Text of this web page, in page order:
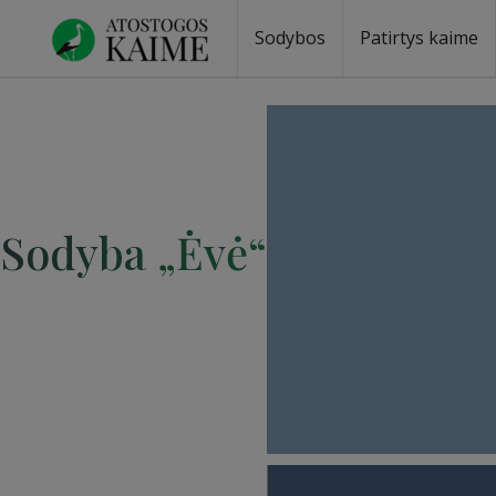
Sodybos Patirtys kaime
Sodyba „Ėvė“